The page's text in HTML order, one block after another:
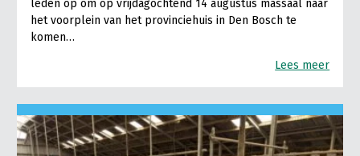
leden op om op vrijdagochtend 14 augustus massaal naar
het voorplein van het provinciehuis in Den Bosch te
komen…
Lees meer